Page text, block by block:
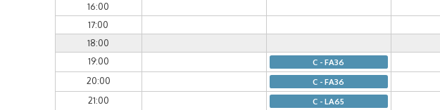
16:00
17:00
18:00
19:00
C - FA36
20:00 C - FA36
21:00 C - LA65